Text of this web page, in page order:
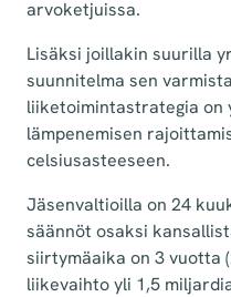
arvoketjuissa.
Lisäksi joillakin suurilla
suunnitelma sen
liiketoimintastrategia on
lämpenemisen
celsiusasteeseen.
Jäsenvaltioilla on 24
säännöt osaksi
siirtymäaika on 3 vuotta
liikevaihto yli 1,5